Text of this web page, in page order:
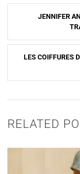
Navigation
JENNIFER
LES COIFFURES
RELATED